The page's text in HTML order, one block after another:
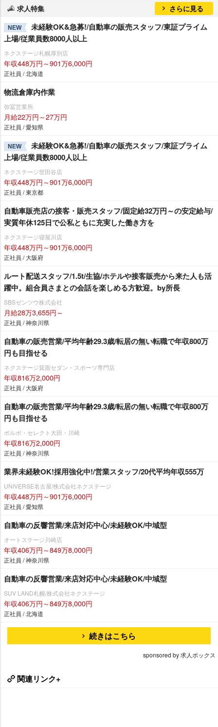
求人特集 さらに見る
NEW
未経験OK&急募!/自動車の販売スタッフ/東証プライム
上場/従業員数8000人以上
ネクステージ札幌厚別店
年収448万円～901万6,000円
正社員 / 北海道
物流倉庫内作業
弥冨営業所
月給22万円～27万円
正社員 / 愛知県
NEW
未経験OK&急募!/自動車の販売スタッフ/東証プライム
上場/従業員数8000人以上
ネクステージ世田谷店
年収448万円～901万6,000円
正社員 / 東京都
自動車販売店の接客・販売スタッフ/固定給32万円～の安定給与/
実質年休125日で公私ともに充実した働き方を
ネクステージ寝屋川店
年収448万円～901万6,000円
正社員 / 大阪府
ルート配送スタッフ/1.5t/生協/ホテルや接客販売から来た人も活
躍中。組合員さまとの会話を楽しめる方歓迎。by所長
SBSゼンツウ株式会社
月給28万3,655円～
正社員 / 神奈川県
自動車の販売営業/平均年齢29.3歳/転居の無い転職で年収800万
円も目指せる
ネクステージ箕面セダン・スポーツ専門店
年収816万2,000円
正社員 / 大阪府
自動車の販売営業/平均年齢29.3歳/転居の無い転職で年収800万
円も目指せる
ボルボ・セレクト大田・川崎
年収816万2,000円
正社員 / 神奈川県
業界未経験OK!採用強化中!/営業スタッフ/20代平均年収555万
UNIVERSE名古屋/株式会社ネクステージ
年収448万円～901万6,000円
正社員 / 愛知県
自動車の反響営業/来店対応中心/未経験OK/中域型
オートステージ川崎店
年収406万円～849万8,000円
正社員 / 神奈川県
自動車の反響営業/来店対応中心/未経験OK/中域型
SUV LAND札幌/株式会社ネクステージ
年収406万円～849万8,000円
正社員 / 北海道
続きはこちら
sponsored by 求人ボックス
関連リンク+